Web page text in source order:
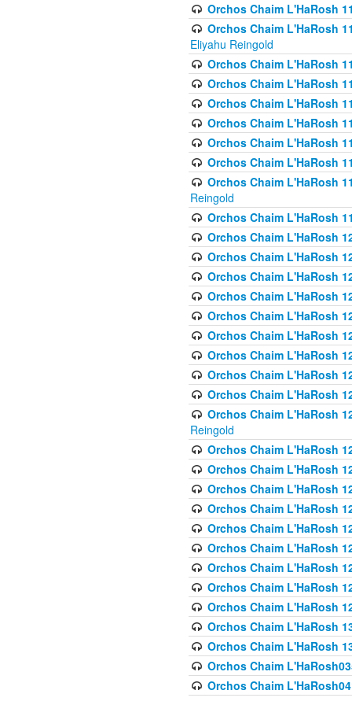
Orchos Chaim L'HaRosh
Orchos Chaim L'HaRosh
Eliyahu Reingold
Orchos Chaim L'HaRosh
Orchos Chaim L'HaRosh
Orchos Chaim L'HaRosh
Orchos Chaim L'HaRosh
Orchos Chaim L'HaRosh
Orchos Chaim L'HaRosh
Orchos Chaim L'HaRosh
Reingold
Orchos Chaim L'HaRosh
Orchos Chaim L'HaRosh
Orchos Chaim L'HaRosh
Orchos Chaim L'HaRosh
Orchos Chaim L'HaRosh
Orchos Chaim L'HaRosh
Orchos Chaim L'HaRosh
Orchos Chaim L'HaRosh
Orchos Chaim L'HaRosh
Orchos Chaim L'HaRosh
Orchos Chaim L'HaRosh
Reingold
Orchos Chaim L'HaRosh
Orchos Chaim L'HaRosh
Orchos Chaim L'HaRosh
Orchos Chaim L'HaRosh
Orchos Chaim L'HaRosh
Orchos Chaim L'HaRosh
Orchos Chaim L'HaRosh
Orchos Chaim L'HaRosh
Orchos Chaim L'HaRosh
Orchos Chaim L'HaRosh
Orchos Chaim L'HaRosh
Orchos Chaim
Orchos Chaim